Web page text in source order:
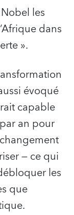
les
dans
».
évoqué
capable
an pour
— ce qui
les
que